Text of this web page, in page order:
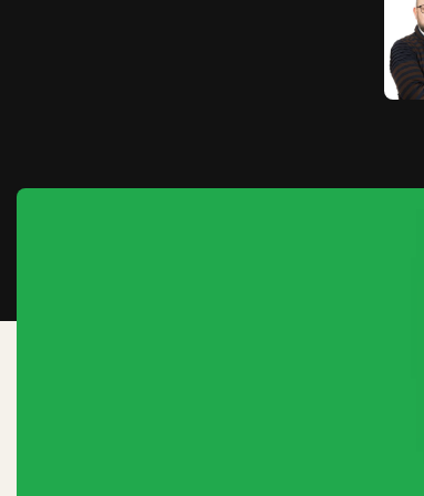
Vervoeren van ladders
Ventilatiesystemen
Koel houden van de